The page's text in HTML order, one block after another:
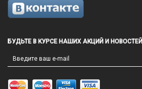
БУДЬТЕ В КУРСЕ НАШИХ АКЦИЙ И НОВОСТЕЙ